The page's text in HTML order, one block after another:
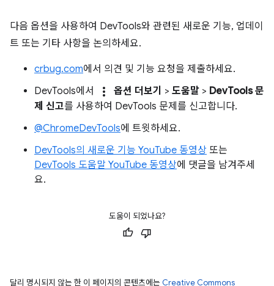
다음 옵션을 사용하여 DevTools와 관련된 새로운 기능, 업데이
트 또는 기타 사항을 논의하세요.
crbug.com에서 의견 및 기능 요청을 제출하세요.
DevTools에서
more_vert 옵션 더보기 > 도움말 > DevTools 문
제 신고를 사용하여 DevTools 문제를 신고합니다.
@ChromeDevTools에 트윗하세요.
DevTools의 새로운 기능 YouTube 동영상 또는
DevTools 도움말 YouTube 동영상에 댓글을 남겨주세
요.
도움이 되었나요?
달리 명시되지 않는 한 이 페이지의 콘텐츠에는 Creative Commons